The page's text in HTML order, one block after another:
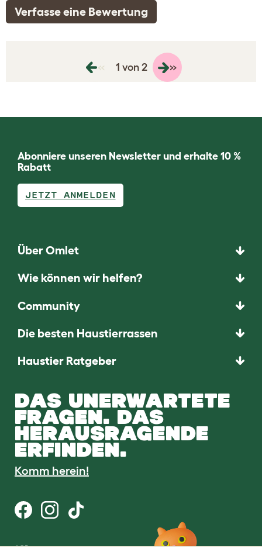
Verfasse eine Bewertung
« 1 von 2 »
Abonniere unseren Newsletter und erhalte 10 %
Rabatt
JETZT ANMELDEN
Über Omlet
Wie können wir helfen?
Community
Die besten Haustierrassen
Haustier Ratgeber
DAS UNERWARTETE
FRAGEN. DAS
HERAUSRAGENDE
ERFINDEN.
Komm herein!
AGB